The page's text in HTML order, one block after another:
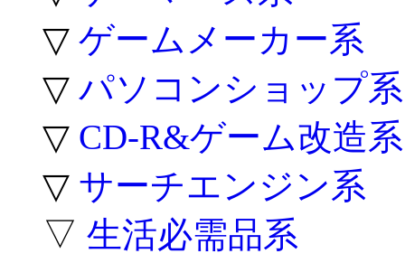
▽ ゲームメーカー系
▽ パソコンショップ系
▽ CD-R&ゲーム改造系
▽ サーチエンジン系
▽ 生活必需品系